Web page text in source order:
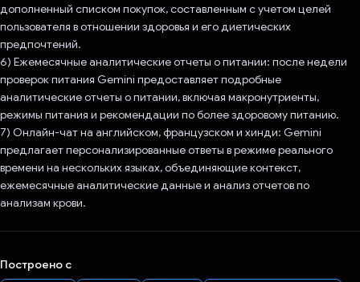
дополненный списком покупок, составленным с учетом целей
пользователя в отношении здоровья и его диетических
предпочтений.
6) Ежемесячные аналитические отчеты о питании: после недели
проверок питания Gemini предоставляет подробные
аналитические отчеты о питании, включая макронутриенты,
режимы питания и рекомендации по более здоровому питанию.
7) Онлайн-чат на английском, французском и хинди: Gemini
предлагает персонализированные ответы в режиме реального
времени на нескольких языках, объединяющие контекст,
ежемесячные аналитические данные и анализ отчетов по
анализам крови.
Построено с